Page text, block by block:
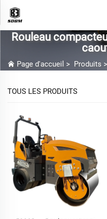
Rouleau
Page d'accueil > Produits >
TOUS LES PRODUITS